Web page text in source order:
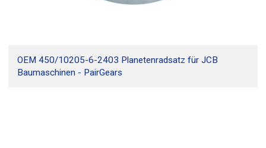
OEM 450/10205-6-2403 Planetenradsatz für JCB
Baumaschinen - PairGears